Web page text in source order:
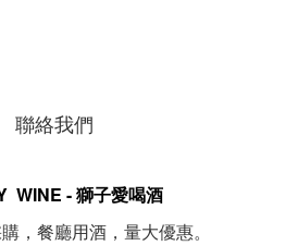
聯絡我們
WINE - 獅子愛喝酒
，餐廳用酒，量大優惠。